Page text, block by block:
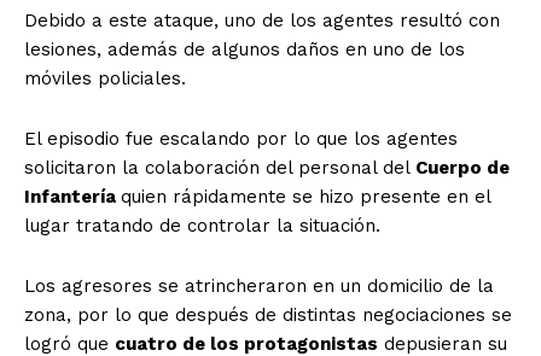
Debido a este ataque, uno de los agentes resultó con
lesiones, además de algunos daños en uno de los
móviles policiales.
El episodio fue escalando por lo que los agentes
solicitaron la colaboración del personal del Cuerpo de
Infantería quien rápidamente se hizo presente en el
lugar tratando de controlar la situación.
Los agresores se atrincheraron en un domicilio de la
zona, por lo que después de distintas negociaciones se
logró que cuatro de los protagonistas depusieran su